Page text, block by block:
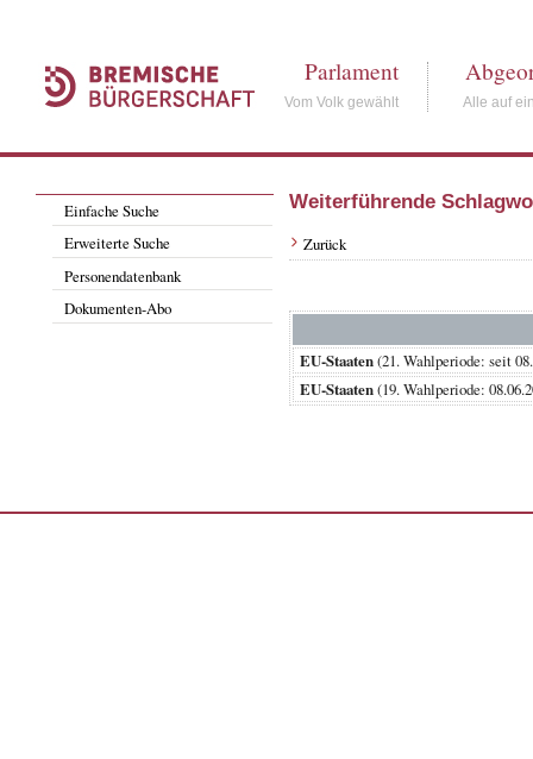
Parlament
Vom Volk gewählt Alle auf
Einfache Suche
Erweiterte Suche
Personendatenbank
Dokumenten-Abo
Weiterführende
Zurück
EU-Staaten(21. Wahlperiode:
EU-Staaten(19. Wahlperiode: